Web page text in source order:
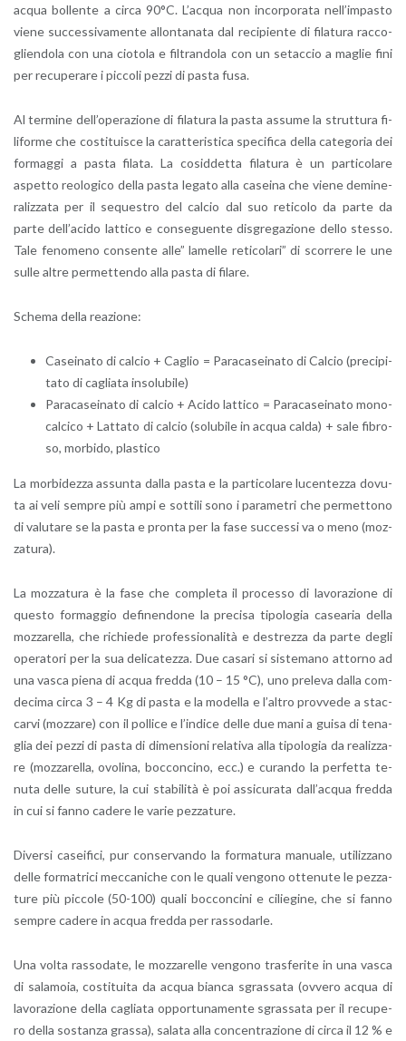
acqua bol­len­te a circa 90°C. L’ac­qua non in­cor­po­ra­ta nel­l’im­pa­sto
viene suc­ces­si­va­men­te al­lon­ta­na­ta dal re­ci­pien­te di fi­la­tu­ra rac­co­
glien­do­la con una cio­to­la e fil­tran­do­la con un se­tac­cio a ma­glie fini
per re­cu­pe­ra­re i pic­co­li pezzi di pasta fusa.
Al ter­mi­ne del­l’o­pe­ra­zio­ne di fi­la­tu­ra la pasta as­su­me la strut­tu­ra fi­
li­for­me che co­sti­tui­sce la ca­rat­te­ri­sti­ca spe­ci­fi­ca della ca­te­go­ria dei
for­mag­gi a pasta fi­la­ta. La co­sid­det­ta fi­la­tu­ra è un par­ti­co­la­re
aspet­to reo­lo­gi­co della pasta le­ga­to alla ca­sei­na che viene de­mi­ne­
ra­liz­za­ta per il se­que­stro del cal­cio dal suo re­ti­co­lo da parte da
parte del­l’a­ci­do lat­ti­co e con­se­guen­te di­sgre­ga­zio­ne dello stes­so.
Tale fe­no­me­no con­sen­te alle” la­mel­le re­ti­co­la­ri” di scor­re­re le une
sulle altre per­met­ten­do alla pasta di fi­la­re.
Sche­ma della rea­zio­ne:
Ca­sei­na­to di cal­cio + Ca­glio = Pa­ra­ca­sei­na­to di Cal­cio (pre­ci­pi­
ta­to di ca­glia­ta in­so­lu­bi­le)
Pa­ra­ca­sei­na­to di cal­cio + Acido lat­ti­co = Pa­ra­ca­sei­na­to mo­no­
cal­ci­co + Lat­ta­to di cal­cio (so­lu­bi­le in acqua calda) + sale fi­bro­
so, mor­bi­do, pla­sti­co
La mor­bi­dez­za as­sun­ta dalla pasta e la par­ti­co­la­re lu­cen­tez­za do­vu­
ta ai veli sem­pre più ampi e sot­ti­li sono i pa­ra­me­tri che per­met­to­no
di va­lu­ta­re se la pasta e pron­ta per la fase suc­ces­si va o meno (moz­
za­tu­ra).
La moz­za­tu­ra è la fase che com­ple­ta il pro­ces­so di la­vo­ra­zio­ne di
que­sto for­mag­gio de­fi­nen­do­ne la pre­ci­sa ti­po­lo­gia ca­sea­ria della
moz­za­rel­la, che ri­chie­de pro­fes­sio­na­li­tà e de­strez­za da parte degli
ope­ra­to­ri per la sua de­li­ca­tez­za. Due ca­sa­ri si si­ste­ma­no at­tor­no ad
una vasca piena di acqua fred­da (10 – 15 °C), uno pre­le­va dalla co­m­
de­ci­ma circa 3 – 4 Kg di pasta e la mo­del­la e l’al­tro prov­ve­de a stac­
car­vi (moz­za­re) con il pol­li­ce e l’in­di­ce delle due mani a guisa di te­na­
glia dei pezzi di pasta di di­men­sio­ni re­la­ti­va alla ti­po­lo­gia da rea­liz­za­
re (moz­za­rel­la, ovo­li­na, boc­con­ci­no, ecc.) e cu­ran­do la per­fet­ta te­
nu­ta delle su­tu­re, la cui sta­bi­li­tà è poi as­si­cu­ra­ta dal­l’ac­qua fred­da
in cui si fanno ca­de­re le varie pez­za­tu­re.
Di­ver­si ca­sei­fi­ci, pur con­ser­van­do la for­ma­tu­ra ma­nua­le, uti­liz­za­no
delle for­ma­tri­ci mec­ca­ni­che con le quali ven­go­no ot­te­nu­te le pez­za­
tu­re più pic­co­le (50-100) quali boc­con­ci­ni e ci­lie­gi­ne, che si fanno
sem­pre ca­de­re in acqua fred­da per ras­so­dar­le.
Una volta ras­so­da­te, le moz­za­rel­le ven­go­no tra­sfe­ri­te in una vasca
di sa­la­mo­ia, co­sti­tui­ta da acqua bian­ca sgras­sa­ta (ov­ve­ro acqua di
la­vo­ra­zio­ne della ca­glia­ta op­por­tu­na­men­te sgras­sa­ta per il re­cu­pe­
ro della so­stan­za gras­sa), sa­la­ta alla con­cen­tra­zio­ne di circa il 12 % e